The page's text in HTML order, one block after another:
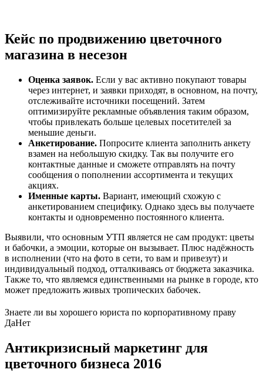
Кейс по продвижению цветочного
магазина в несезон
Оценка заявок. Если у вас активно покупают товары
через интернет, и заявки приходят, в основном, на почту,
отслеживайте источники посещений. Затем
оптимизируйте рекламные объявления таким образом,
чтобы привлекать больше целевых посетителей за
меньшие деньги.
Анкетирование. Попросите клиента заполнить анкету
взамен на небольшую скидку. Так вы получите его
контактные данные и сможете отправлять на почту
сообщения о пополнении ассортимента и текущих
акциях.
Именные карты. Вариант, имеющий схожую с
анкетированием специфику. Однако здесь вы получаете
контакты и одновременно постоянного клиента.
Выявили, что основным УТП является не сам продукт: цветы
и бабочки, а эмоции, которые он вызывает. Плюс надёжность
в исполнении (что на фото в сети, то вам и привезут) и
индивидуальный подход, отталкиваясь от бюджета заказчика.
Также то, что являемся единственными на рынке в городе, кто
может предложить живых тропических бабочек.
Знаете ли вы хорошего юриста по корпоративному праву
ДаНет
Антикризисный маркетинг для
цветочного бизнеса 2016